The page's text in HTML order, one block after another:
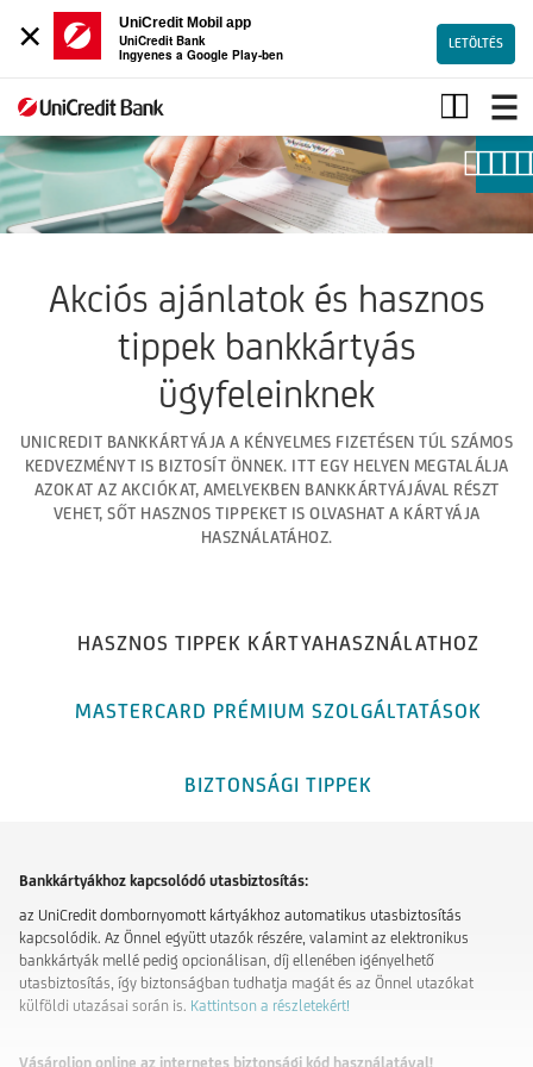
×
UniCredit Mobil app
UniCredit Bank
Ingyenes a Google Play-ben
LETÖLTÉS
Kártyás
kedvezmények
Akciós ajánlatok és hasznos
tippek bankkártyás
ügyfeleinknek
UNICREDIT BANKKÁRTYÁJA A KÉNYELMES FIZETÉSEN TÚL SZÁMOS
KEDVEZMÉNYT IS BIZTOSÍT ÖNNEK. ITT EGY HELYEN MEGTALÁLJA
AZOKAT AZ AKCIÓKAT, AMELYEKBEN BANKKÁRTYÁJÁVAL RÉSZT
VEHET, SŐT HASZNOS TIPPEKET IS OLVASHAT A KÁRTYÁJA
HASZNÁLATÁHOZ.
HASZNOS TIPPEK KÁRTYAHASZNÁLATHOZ
MASTERCARD PRÉMIUM SZOLGÁLTATÁSOK
BIZTONSÁGI TIPPEK
Bankkártyákhoz kapcsolódó utasbiztosítás:
az UniCredit dombornyomott kártyákhoz automatikus utasbiztosítás
kapcsolódik. Az Önnel együtt utazók részére, valamint az elektronikus
bankkártyák mellé pedig opcionálisan, díj ellenében igényelhető
utasbiztosítás, így biztonságban tudhatja magát és az Önnel utazókat
külföldi utazásai során is. Kattintson a részletekért!
Vásároljon online az internetes biztonsági kód használatával!